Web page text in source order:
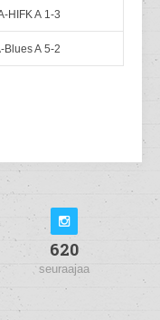
HIFK A 1-3
Blues A 5-2
620
seuraajaa